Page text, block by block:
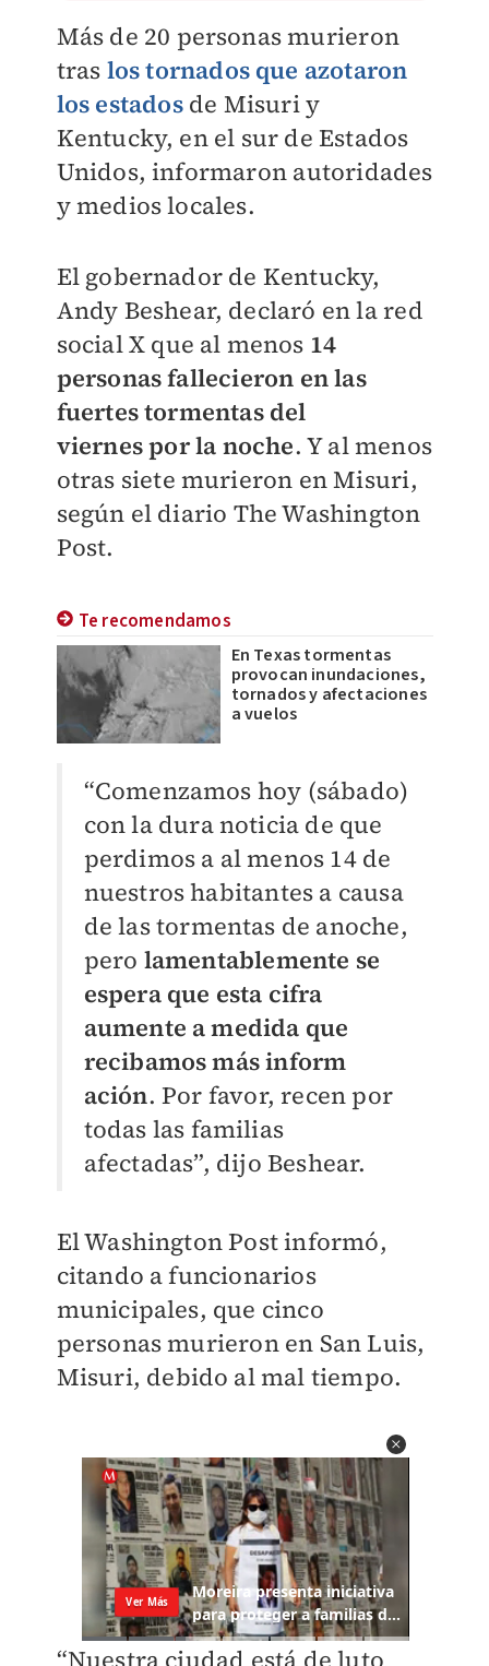
Más de 20 personas murieron
tras los tornados que azotaron
los estadosde Misuri y
Kentucky, en el sur de Estados
Unidos, informaron autoridades
y medios locales.
El gobernador de Kentucky,
Andy Beshear, declaró en la red
social X que al menos 14
personas fallecieron en las
fuertes tormentas del
viernespor la noche. Y al menos
otras siete murieron en Misuri,
según el diario The Washington
Post.
Te recomendamos
En Texas tormentas
provocan inundaciones,
tornados y afectaciones
a vuelos
“Comenzamos hoy (sábado)
con la dura noticia de que
perdimos a al menos 14 de
nuestros habitantes a causa
de las tormentas de anoche,
pero lamentablemente se
espera que esta cifra
aumente a medida que
recibamos más inform
ación. Por favor, recen por
todas las familias
afectadas”, dijo Beshear.
El Washington Post informó,
citando a funcionarios
municipales, que cinco
personas murieron en San Luis,
Misuri, debido al mal tiempo.